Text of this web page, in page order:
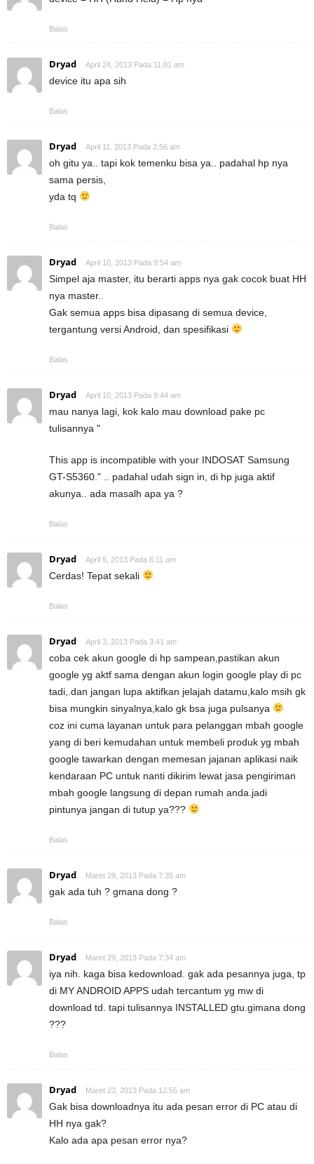
Balas
Dryad April 24, 2013 Pada 11:01 am
device itu apa sih
Balas
Dryad April 11, 2013 Pada 2:56 am
oh gitu ya.. tapi kok temenku bisa ya.. padahal hp nya
sama persis,
yda tq
Balas
Dryad April 10, 2013 Pada 9:54 am
Simpel aja master, itu berarti apps nya gak cocok buat HH
nya master..
Gak semua apps bisa dipasang di semua device,
tergantung versi Android, dan spesifikasi
Balas
Dryad April 10, 2013 Pada 9:44 am
mau nanya lagi, kok kalo mau download pake pc
tulisannya "
This app is incompatible with your INDOSAT Samsung
GT-S5360." .. padahal udah sign in, di hp juga aktif
akunya.. ada masalh apa ya ?
Balas
Dryad April 5, 2013 Pada 6:11 am
Cerdas! Tepat sekali
Balas
Dryad April 3, 2013 Pada 3:41 am
coba cek akun google di hp sampean,pastikan akun
google yg aktf sama dengan akun login google play di pc
tadi,.dan jangan lupa aktifkan jelajah datamu,kalo msih gk
bisa mungkin sinyalnya,kalo gk bsa juga pulsanya
coz ini cuma layanan untuk para pelanggan mbah google
yang di beri kemudahan untuk membeli produk yg mbah
google tawarkan dengan memesan jajanan aplikasi naik
kendaraan PC untuk nanti dikirim lewat jasa pengiriman
mbah google langsung di depan rumah anda.jadi
pintunya jangan di tutup ya???
Balas
Dryad Maret 29, 2013 Pada 7:35 am
gak ada tuh ? gmana dong ?
Balas
Dryad Maret 29, 2013 Pada 7:34 am
iya nih. kaga bisa kedownload. gak ada pesannya juga, tp
di MY ANDROID APPS udah tercantum yg mw di
download td. tapi tulisannya INSTALLED gtu.gimana dong
???
Balas
Dryad Maret 23, 2013 Pada 12:55 am
Gak bisa downloadnya itu ada pesan error di PC atau di
HH nya gak?
Kalo ada apa pesan error nya?